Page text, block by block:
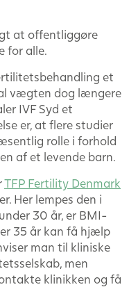
at offentliggøre
for alle.
et
vægten dog længere
IVF Syd et
er, at flere studier
rolle i forhold
af et levende barn.
TFP Fertility Denmark
Her lempes den i
30 år, er BMI-
35 år kan få hjælp
man til kliniske
men
klinikken og få